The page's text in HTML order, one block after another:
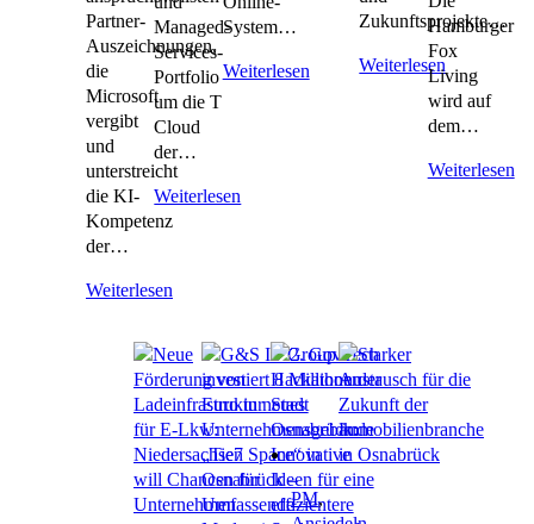
Partner-
Auszeichnungen,
die
Microsoft
vergibt
und
unterstreicht
die KI-
Kompetenz
der…
Weiterlesen
Managed-
Services-
Portfolio
um die T
Cloud
der…
Weiterlesen
System…
Weiterlesen
Zukunftsprojekte…
Weiterlesen
Hamburger
Fox
Living
wird auf
dem…
Weiterlesen
PM,